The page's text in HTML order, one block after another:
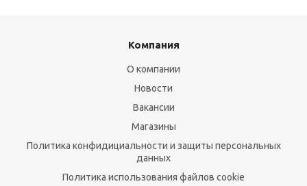
Компания
О компании
Новости
Вакансии
Магазины
Политика конфидициальности и защиты персональных
данных
Политика использования файлов cookie